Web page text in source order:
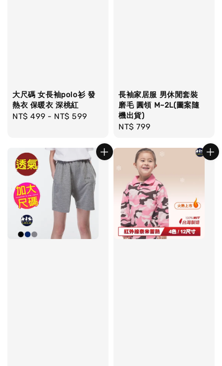
大尺碼 女長袖polo衫 發
熱衣 保暖衣 深桃紅
Regular
NT$ 499 - NT$ 599
長袖家居服 男休閒套裝
磨毛 圓領 M~2L(圖案隨
機出貨)
Regular
NT$ 799